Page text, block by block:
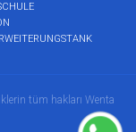
tüm hakları Wenta